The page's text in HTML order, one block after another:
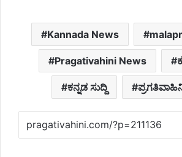
Kannada News
Pragativahini News
ಕನ್ನಡ ಸುದ್ದಿ